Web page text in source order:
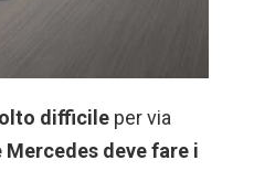
difficile per via
Mercedes deve fare i